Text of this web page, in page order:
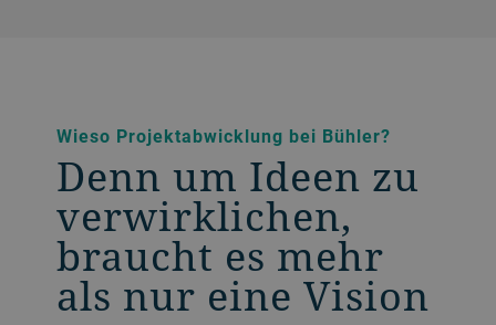
Wieso Projektabwicklung bei Bühler?
Denn um Ideen zu
verwirklichen,
braucht es mehr
als nur eine Vision